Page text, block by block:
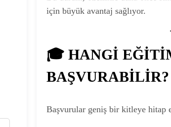
için büyük avantaj sağlıyor.
🎓 HANGİ
BAŞVURABİLİR?
Başvurular geniş bir kitleye hitap